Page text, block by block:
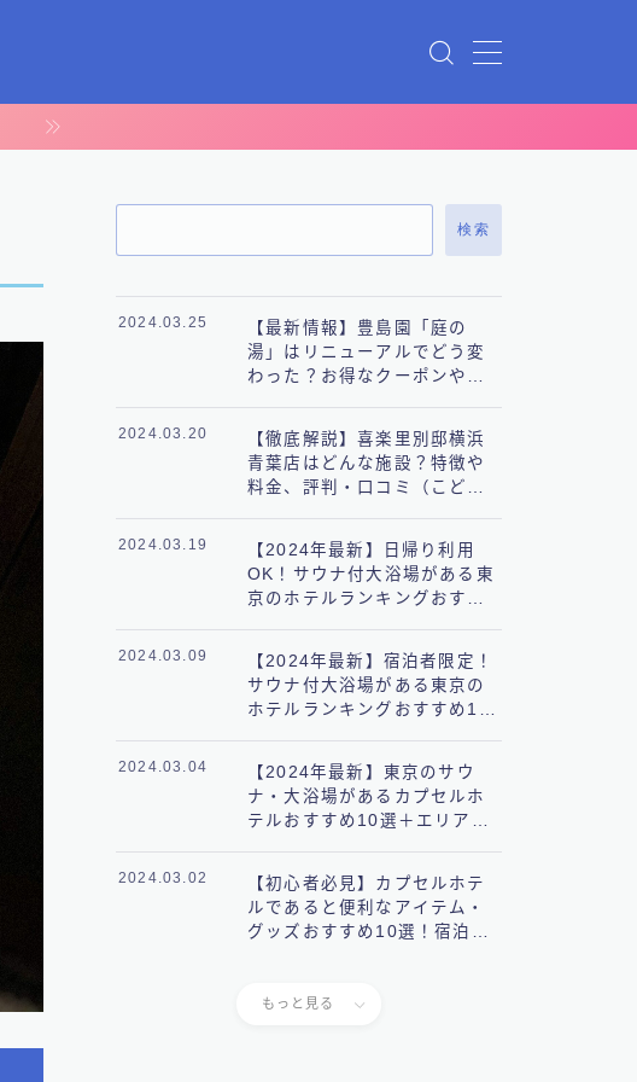
検索
【最新情報】豊島園「庭の
湯」はリニューアルでどう変
わった？お得なクーポンや料
2024.03.25
【徹底解説】喜楽里別邸横浜
青葉店はどんな施設？特徴や
料金、評判・口コミ（こども
2024.03.20
【2024年最新】日帰り利用
OK！サウナ付大浴場がある東
京のホテルランキングおすす
2024.03.19
【2024年最新】宿泊者限定！
サウナ付大浴場がある東京の
ホテルランキングおすすめ10
2024.03.09
【2024年最新】東京のサウ
ナ・大浴場があるカプセルホ
テルおすすめ10選＋エリア別
2024.03.04
【初心者必見】カプセルホテ
ルであると便利なアイテム・
グッズおすすめ10選！宿泊前
2024.03.02
もっと見る